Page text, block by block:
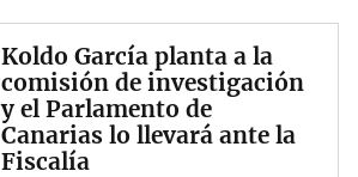
Koldo García planta a la
comisión de investigación
y el Parlamento de
Canarias lo llevará ante la
Fiscalía